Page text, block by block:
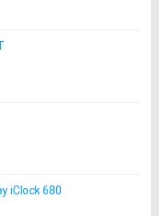
iClock 680